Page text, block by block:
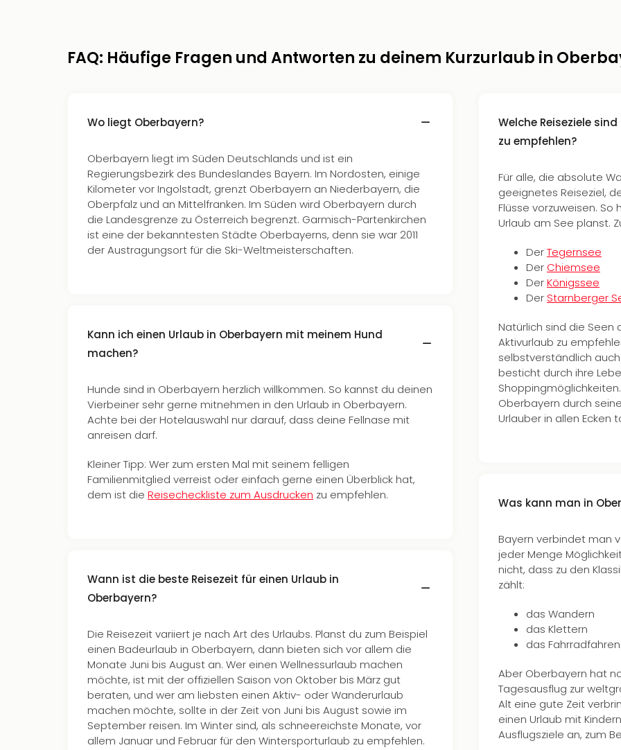
FAQ: Häufige Fragen und Antworten zu deinem Kurzurlaub in
Wo liegt Oberbayern?
Oberbayern liegt im Süden Deutschlands und ist ein
Regierungsbezirk des Bundeslandes Bayern. Im Nordosten, einige
Kilometer vor Ingolstadt, grenzt Oberbayern an Niederbayern, die
Oberpfalz und an Mittelfranken. Im Süden wird Oberbayern durch
die Landesgrenze zu Österreich begrenzt. Garmisch-Partenkirchen
ist eine der bekanntesten Städte Oberbayerns, denn sie war 2011
der Austragungsort für die Ski-Weltmeisterschaften.
Kann ich einen Urlaub in Oberbayern mit meinem Hund
machen?
Hunde sind in Oberbayern herzlich willkommen. So kannst du deinen
Vierbeiner sehr gerne mitnehmen in den Urlaub in Oberbayern.
Achte bei der Hotelauswahl nur darauf, dass deine Fellnase mit
anreisen darf.
Kleiner Tipp: Wer zum ersten Mal mit seinem felligen
Familienmitglied verreist oder einfach gerne einen Überblick hat,
dem ist die Reisecheckliste zum Ausdrucken zu empfehlen.
Wann ist die beste Reisezeit für einen Urlaub in
Oberbayern?
Die Reisezeit variiert je nach Art des Urlaubs. Planst du zum Beispiel
einen Badeurlaub in Oberbayern, dann bieten sich vor allem die
Monate Juni bis August an. Wer einen Wellnessurlaub machen
möchte, ist mit der offiziellen Saison von Oktober bis März gut
beraten, und wer am liebsten einen Aktiv- oder Wanderurlaub
machen möchte, sollte in der Zeit von Juni bis August sowie im
September reisen. Im Winter sind, als schneereichste Monate, vor
allem Januar und Februar für den Wintersporturlaub zu empfehlen.
Welche Reiseziele
zu empfehlen?
Für alle, die absolute
geeignetes Reiseziel,
Flüsse vorzuweisen.
Urlaub am See planst.
DerTegernsee
Der Chiemsee
DerKönigssee
DerStarnberger
Natürlich sind die
Aktivurlaub zu
selbstverständlich
besticht durch ihre
Oberbayern durch
Urlauber in allen Ecken
Was kann man in
Bayern verbindet man
jeder Menge
nicht, dass zu den
zählt:
das Wandern
das Klettern
das Fahrradfahren
Aber Oberbayern hat
Tagesausflug zur
Alt eine gute Zeit
einen Urlaub mit
Ausflugsziele an, zum